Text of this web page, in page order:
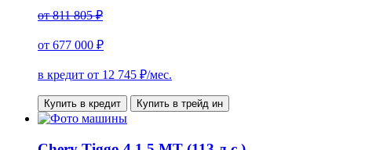
от811 805 ₽
от 677 000 ₽
в кредит от 12 745 ₽/мес.
Купить в кредит Купить в трейд ин